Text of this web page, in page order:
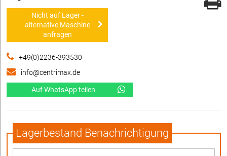
Nicht auf Lager -
alternative Maschine
anfragen
+49(0)2236-393530
info@centrimax.de
Auf WhatsApp teilen
Lagerbestand Benachrichtigung